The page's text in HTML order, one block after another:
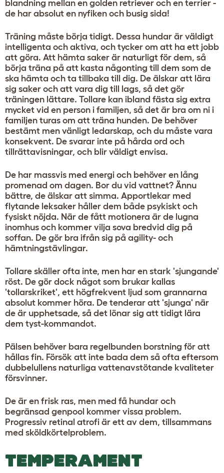
blandning mellan en golden retriever och en terrier -
de har absolut en nyfiken och busig sida!
Träning måste börja tidigt. Dessa hundar är väldigt
intelligenta och aktiva, och tycker om att ha ett jobb
att göra. Att hämta saker är naturligt för dem, så
börja träna på att kasta någonting till dem som de
ska hämta och ta tillbaka till dig. De älskar att lära
sig saker och att vara dig till lags, så det gör
träningen lättare. Tollare kan ibland fästa sig extra
mycket vid en person i familjen, så det är bra om ni i
familjen turas om att träna hunden. De behöver
bestämt men vänligt ledarskap, och du måste vara
konsekvent. De svarar inte på hårda ord och
tillrättavisningar, och blir väldigt envisa.
De har massvis med energi och behöver en lång
promenad om dagen. Bor du vid vattnet? Ännu
bättre, de älskar att simma. Apportlekar med
flytande leksaker håller dem både psykiskt och
fysiskt nöjda. När de fått motionera är de lugna
inomhus och kommer vilja sova bredvid dig på
soffan. De gör bra ifrån sig på agility- och
hämtningstävlingar.
Tollare skäller ofta inte, men har en stark 'sjungande'
röst. De gör dock något som brukar kallas
'tollarskriket', ett högfrekvent ljud som grannarna
absolut kommer höra. De tenderar att 'sjunga' när
de är upphetsade, så det lönar sig att tidigt lära
dem tyst-kommandot.
Pälsen behöver bara regelbunden borstning för att
hållas fin. Försök att inte bada dem så ofta eftersom
dubbelullens naturliga vattenavstötande kvaliteter
försvinner.
De är en frisk ras, men med få hundar och
begränsad genpool kommer vissa problem.
Progressiv retinal atrofi är ett av dem, tillsammans
med sköldkörtelproblem.
TEMPERAMENT